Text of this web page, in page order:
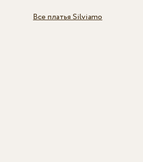
Все платья Silviamo